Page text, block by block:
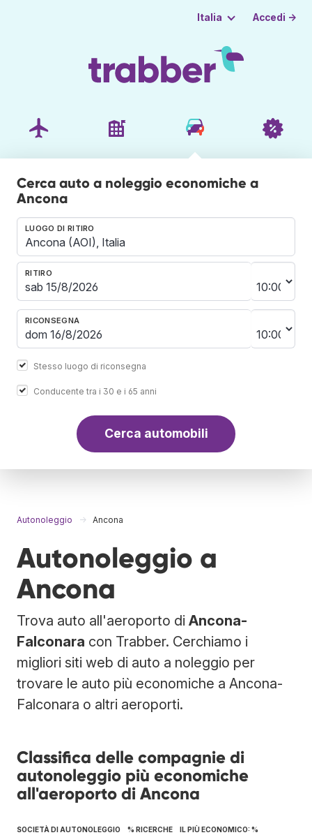
Italia Accedi →
Cerca auto a noleggio economiche a
Ancona
LUOGO DI RITIRO
RITIRO
RICONSEGNA
Stesso luogo di riconsegna
Conducente tra i 30 e i 65 anni
Cerca automobili
Autonoleggio Ancona
Autonoleggio a
Ancona
Trova auto all'aeroporto di Ancona-
Falconara con Trabber. Cerchiamo i
migliori siti web di auto a noleggio per
trovare le auto più economiche a Ancona-
Falconara o altri aeroporti.
Classifica delle compagnie di
autonoleggio più economiche
all'aeroporto di Ancona
SOCIETÀ DI AUTONOLEGGIO % RICERCHE IL PIÙ ECONOMICO: %